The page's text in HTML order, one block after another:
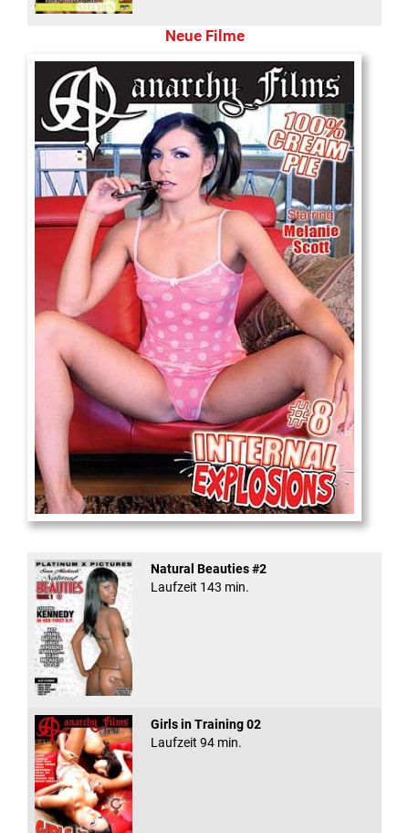
Neue Filme
Internal Explosionen
Natural Beauties #2
Laufzeit 143 min.
Girls in Training 02
Laufzeit 94 min.